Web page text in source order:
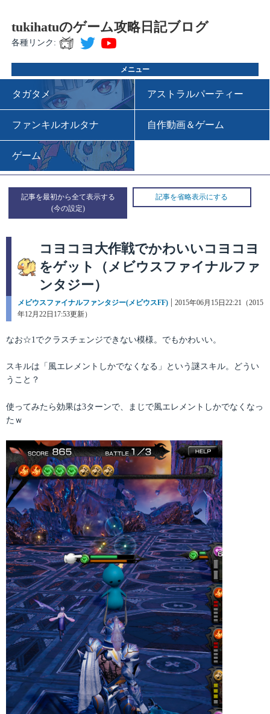
tukihatuのゲーム攻略日記ブログ
各種リンク:
メニュー
タガタメ アストラルパーティー
ファンキルオルタナ 自作動画＆ゲーム
ゲーム
記事を最初から全て表示する 記事を省略表示にする
コヨコヨ大作戦でかわいいコヨコヨ
をゲット（メビウスファイナルファ
ンタジー）
カ
テ
リ
メビウスファイナルファンタジー(メビウスFF)
投
2015年06月15日22:21（2015
年12月22日17:53更新）
なお☆1でクラスチェンジできない模様。でもかわいい。
スキルは「風エレメントしかでなくなる」という謎スキル。どうい
うこと？
使ってみたら効果は3ターンで、まじで風エレメントしかでなくなっ
たｗ